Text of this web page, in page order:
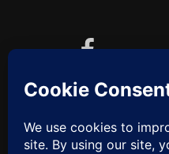
YouTube